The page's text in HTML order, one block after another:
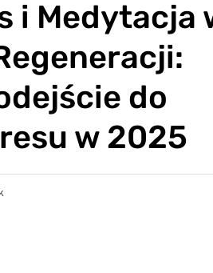
i Medytacja
do
w 2025